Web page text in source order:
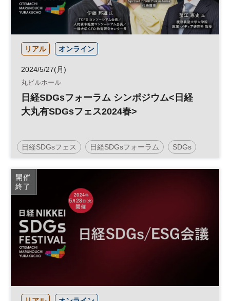
リアル オンライン
2024/5/27(月)
丸ビルホール
日経SDGsフォーラム シンポジウム<日経
大丸有SDGsフェス2024春>
日経SDGsフェス 日経SDGsフォーラム SDGs
開催
終了